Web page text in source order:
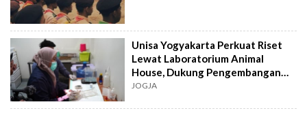
Unisa Yogyakarta Perkuat Riset
Lewat Laboratorium Animal
House, Dukung Pengembangan
Kandidat Obat
JOGJA